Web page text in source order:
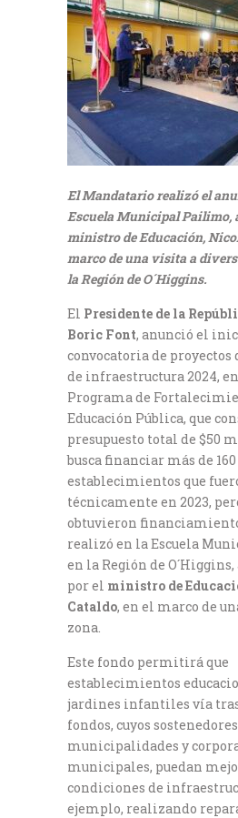
El Mandatario realizó el
Escuela Municipal Pailimo,
ministro de Educación,
marco de una visita a
la Región de O´Higgins.
El Presidente de la
Boric Font, anunció el
convocatoria de proyectos
de infraestructura 2024,
Programa de
Educación Pública, que
presupuesto total de $50
busca financiar más de
establecimientos que
técnicamente en 2023,
obtuvieron
realizó en la Escuela
en la Región de
por el ministro de
Cataldo, en el marco de
zona.
Este fondo permitirá que
establecimientos
jardines infantiles vía
fondos, cuyos
municipalidades y
municipales, puedan
condiciones de
ejemplo, realizando